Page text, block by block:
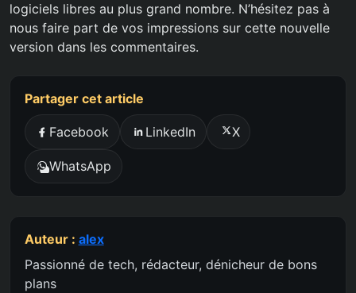
logiciels libres au plus grand nombre. N’hésitez pas à
nous faire part de vos impressions sur cette nouvelle
version dans les commentaires.
Partager cet article
Facebook LinkedIn X
WhatsApp
Auteur : alex
Passionné de tech, rédacteur, dénicheur de bons
plans